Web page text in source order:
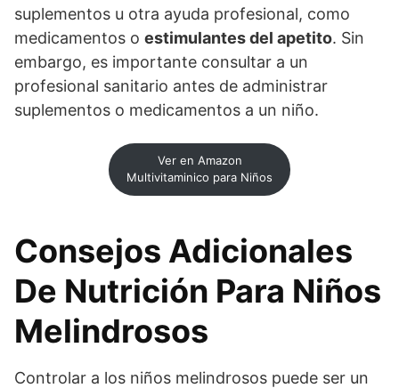
suplementos u otra ayuda profesional, como
medicamentos o estimulantes del apetito. Sin
embargo, es importante consultar a un
profesional sanitario antes de administrar
suplementos o medicamentos a un niño.
Ver en Amazon
Multivitaminico para Niños
Consejos Adicionales
De Nutrición Para Niños
Melindrosos
Controlar a los niños melindrosos puede ser un